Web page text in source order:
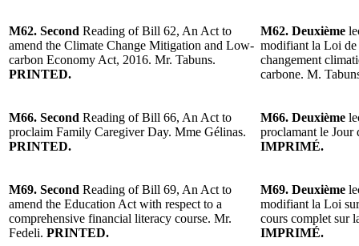
M62. Second Reading of Bill 62, An Act to
amend the Climate Change Mitigation and Low-
carbon Economy Act, 2016. Mr. Tabuns.
PRINTED.
M62. Deuxième
modifiant la Loi de
changement
carbone. M.
M66. Second Reading of Bill 66, An Act to
proclaim Family Caregiver Day. Mme Gélinas.
PRINTED.
M66. Deuxième
proclamant le Jour
IMPRIMÉ.
M69. Second Reading of Bill 69, An Act to
amend the Education Act with respect to a
comprehensive financial literacy course. Mr.
Fedeli. PRINTED.
M69. Deuxième
modifiant la Loi
cours complet sur
IMPRIMÉ.